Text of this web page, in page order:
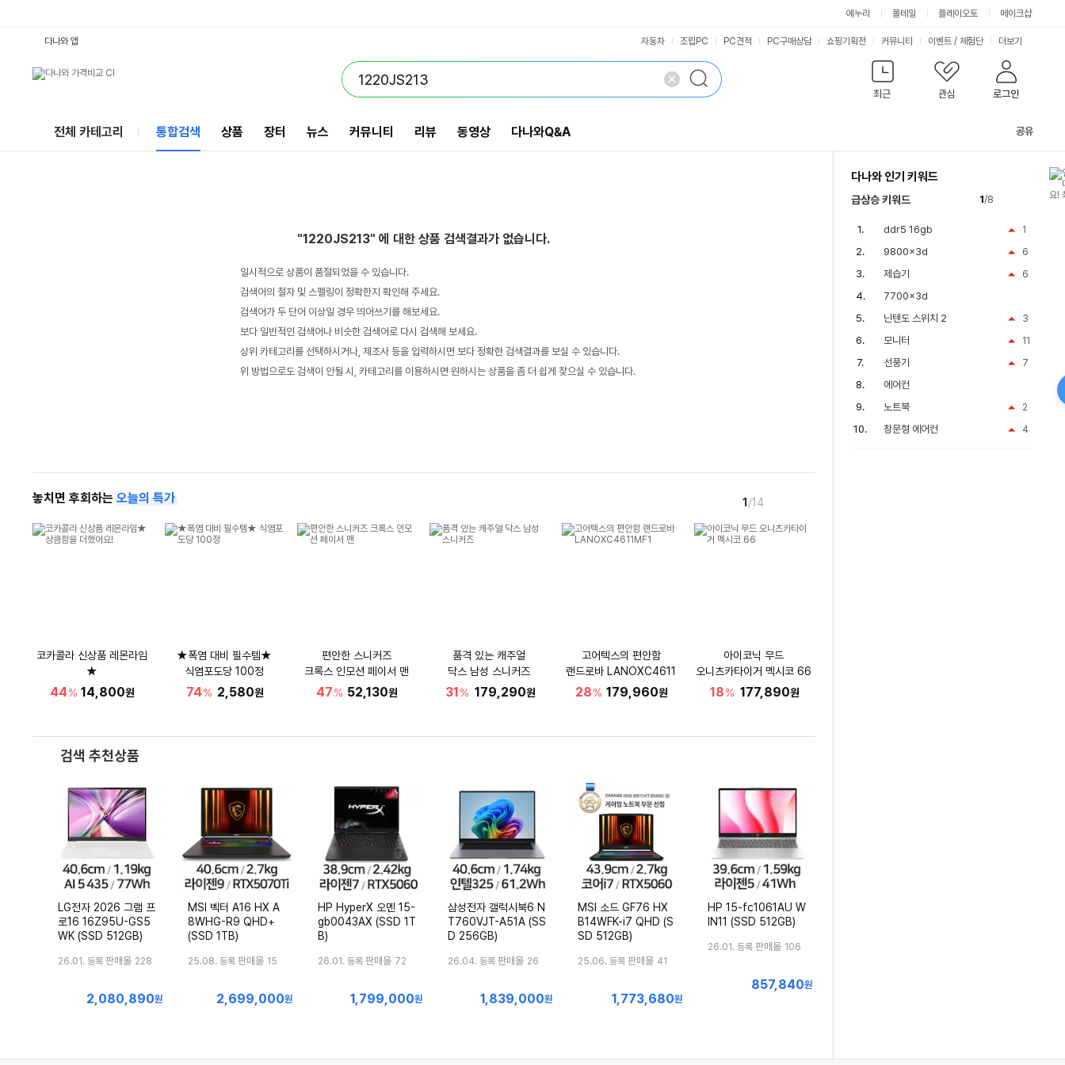
에누리 몰테일 플레이오토 메이크샵
최근 관심 로그인
다나와 앱 자동차 조립PC PC견적 PC구매상담 쇼핑기획전 커뮤니티 이벤트 / 체험단 더보기
전체 카테고리 통합검색 상품 장터 뉴스 커뮤니티 리뷰 동영상 다나와Q&A 공유
"1220JS213" 에 대한 상품 검색결과가 없습니다.
일시적으로 상품이 품절되었을 수 있습니다.
검색어의 철자 및 스펠링이 정확한지 확인해 주세요.
검색어가 두 단어 이상일 경우 띄어쓰기를 해보세요.
보다 일반적인 검색어나 비슷한 검색어로 다시 검색해 보세요.
상위 카테고리를 선택하시거나, 제조사 등을 입력하시면 보다 정확한 검색결과를 보실 수 있습니다.
위 방법으로도 검색이 안될 시, 카테고리를 이용하시면 원하시는 상품을 좀 더 쉽게 찾으실 수 있습니다.
놓치면 후회하는 오늘의 특가 1 /14
코카콜라 신상품 레몬라임
★
상큼함을 더했어요!
44% 14,800원
★폭염 대비 필수템★
식염포도당 100정
74% 2,580원
편안한 스니커즈
크록스 인모션 페이서 맨
47% 52,130원
품격 있는 캐주얼
닥스 남성 스니커즈
31% 179,290원
고어텍스의 편안함
랜드로바 LANOXC4611
MF1
28% 179,960원
아이코닉 무드
오니츠카타이거 멕시코 66
18% 177,890원
검색 추천상품
LG전자 2026 그램 프
로16 16Z95U-GS5
WK (SSD 512GB)
26.01. 등록 판매몰 228
최
2,080,890원
MSI 벡터 A16 HX A
8WHG-R9 QHD+
(SSD 1TB)
25.08. 등록 판매몰 15
최
2,699,000원
HP HyperX 오멘 15-
gb0043AX (SSD 1T
B)
26.01. 등록 판매몰 72
최1,799,000원
삼성전자 갤럭시북6 N
T760VJT-A51A (SS
D 256GB)
26.04. 등록 판매몰 26
최1,839,000원
MSI 소드 GF76 HX
B14WFK-i7 QHD (S
SD 512GB)
25.06. 등록 판매몰 41
최1,773,680원
HP 15-fc1061AU W
IN11 (SSD 512GB)
26.01. 등록 판매몰 106
최
857,840원
다나와 인기 키워드
급상승 키워드 1/8
1
ddr5 16gb
6
9800x3d
6
제습기
7700x3d
3
닌텐도 스위치 2
11
모니터
7
선풍기
에어컨
2
노트북
4
창문형 에어컨